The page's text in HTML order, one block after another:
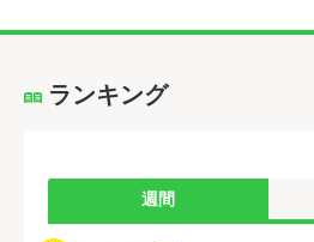
ランキング
週間